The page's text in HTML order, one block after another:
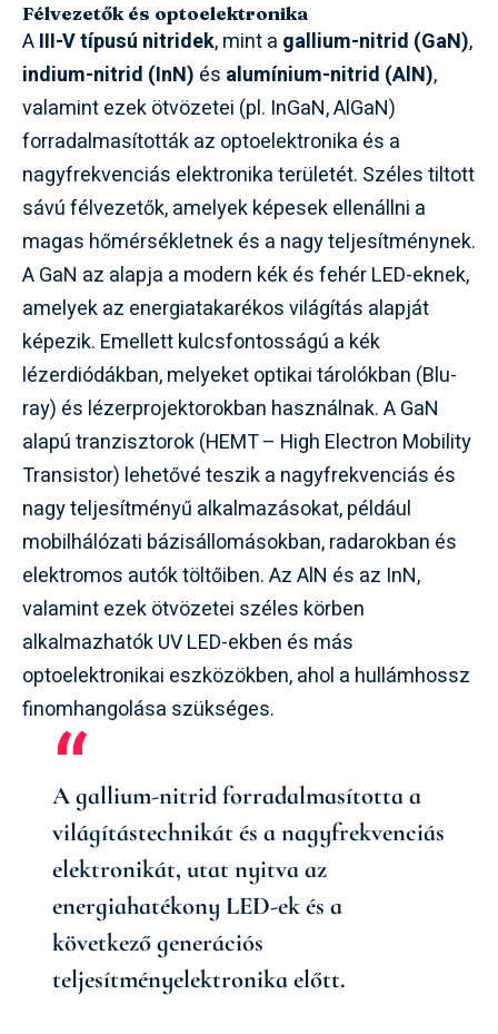
Félvezetők és optoelektronika
AIII-V típusú nitridek, mint a gallium-nitrid (GaN),
indium-nitrid (InN) és alumínium-nitrid (AlN),
valamint ezek ötvözetei (pl. InGaN, AlGaN)
forradalmasították az optoelektronika és a
nagyfrekvenciás elektronika területét. Széles tiltott
sávú félvezetők, amelyek képesek ellenállni a
magas hőmérsékletnek és a nagy teljesítménynek.
A GaN az alapja a modern kék és fehér LED-eknek,
amelyek az energiatakarékos világítás alapját
képezik. Emellett kulcsfontosságú a kék
lézerdiódákban, melyeket optikai tárolókban (Blu-
ray) és lézerprojektorokban használnak. A GaN
alapú tranzisztorok (HEMT – High Electron Mobility
Transistor) lehetővé teszik a nagyfrekvenciás és
nagy teljesítményű alkalmazásokat, például
mobilhálózati bázisállomásokban, radarokban és
elektromos autók töltőiben. Az AlN és az InN,
valamint ezek ötvözetei széles körben
alkalmazhatók UV LED-ekben és más
optoelektronikai eszközökben, ahol a hullámhossz
finomhangolása szükséges.
A gallium-nitrid forradalmasította a
világítástechnikát és a nagyfrekvenciás
elektronikát, utat nyitva az
energiahatékony LED-ek és a
következő generációs
teljesítményelektronika előtt.